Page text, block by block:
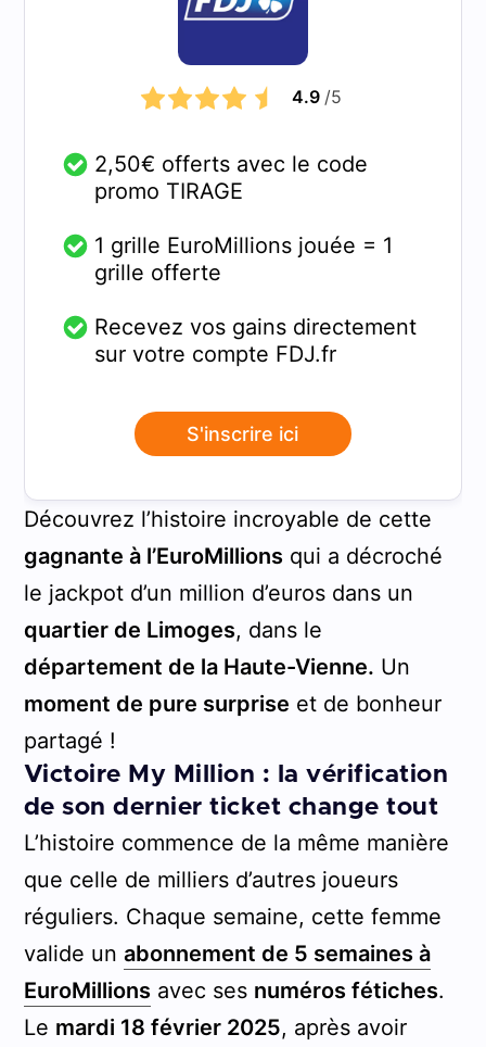
4.9 /5
2,50€ offerts avec le code
promo TIRAGE
1 grille EuroMillions jouée = 1
grille offerte
Recevez vos gains directement
sur votre compte FDJ.fr
S'inscrire ici
Découvrez l’histoire incroyable de cette
gagnante à l’EuroMillionsqui a décroché
le jackpot d’un million d’euros dans un
quartier de Limoges, dans le
département de la Haute-Vienne. Un
moment de pure surprise et de bonheur
partagé !
Victoire My Million : la vérification
de son dernier ticket change tout
L’histoire commence de la même manière
que celle de milliers d’autres joueurs
réguliers. Chaque semaine, cette femme
valide un abonnement de 5 semaines à
EuroMillionsavec ses numéros fétiches.
Le mardi 18 février 2025, après avoir